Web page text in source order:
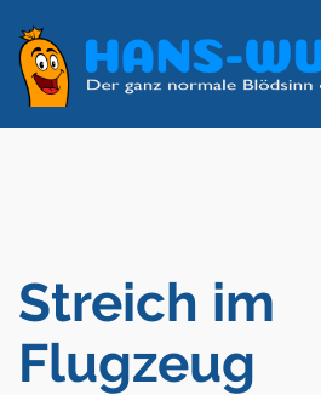
Streich im
Flugzeug